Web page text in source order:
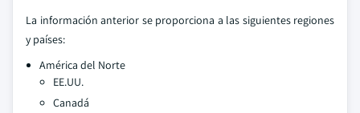
La información anterior se proporciona a las siguientes regiones
y países:
América del Norte
EE.UU.
Canadá